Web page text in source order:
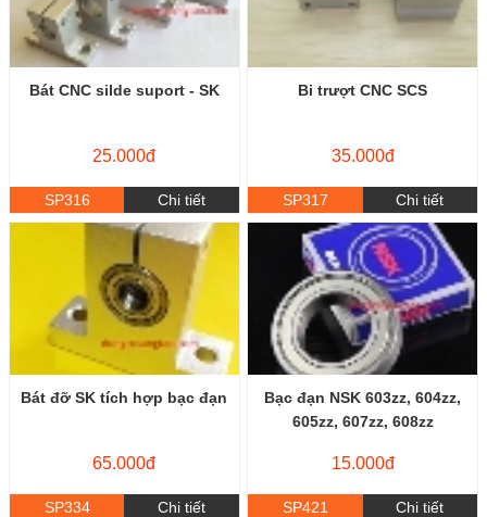
Bát CNC silde suport - SK
25.000đ
SP316 Chi tiết
Bi trượt CNC SCS
35.000đ
SP317 Chi tiết
Bát đỡ SK tích hợp bạc đạn
65.000đ
SP334 Chi tiết
Bạc đạn NSK 603zz, 604zz,
605zz, 607zz, 608zz
15.000đ
SP421 Chi tiết